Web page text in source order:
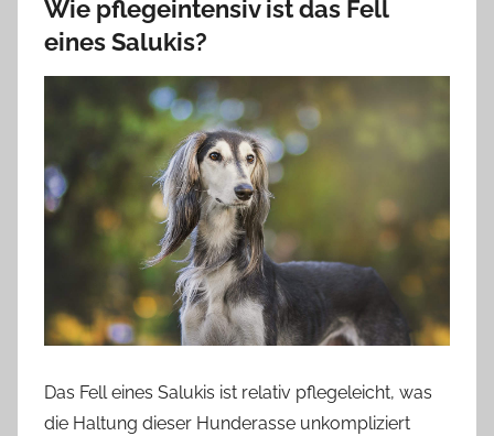
Wie pflegeintensiv ist das Fell
eines Salukis?
Das Fell eines Salukis ist relativ pflegeleicht, was
die Haltung dieser Hunderasse unkompliziert